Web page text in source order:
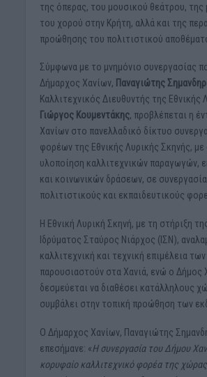
της όπερας, του μουσικού θεάτρου, της
του χορού στην Κρήτη, αλλά και της
προώθησης του πολιτιστικού
Σύμφωνα με το μνημόνιο συνεργασίας
Δήμαρχος Χανίων, Παναγιώτης
Καλλιτεχνικός Διευθυντής της Εθνικής
Γιώργος Κουμεντάκης, προβλέπεται η
Χανίων στο πανελλαδικό δίκτυο
φορέων της Εθνικής Λυρικής Σκηνής,
υλοποίηση καλλιτεχνικών παραγωγών,
και κοινωνικών δράσεων, σε
πολιτιστικούς και εκπαιδευτικούς
Η Εθνική Λυρική Σκηνή, με τη στήριξη
Ιδρύματος Σταύρος Νιάρχος (ΙΣΝ),
καλλιτεχνική και τεχνική επιμέλεια
παρουσιαστούν στα Χανιά, ενώ ο Δήμος
δεσμεύεται να διαθέσει κατάλληλους
συμβάλει στην τοπική προώθηση των
Ο Δήμαρχος Χανίων, Παναγιώτης
επεσήμανε: «Η συνεργασία του Δήμου
κορυφαίο καλλιτεχνικό φορέα της